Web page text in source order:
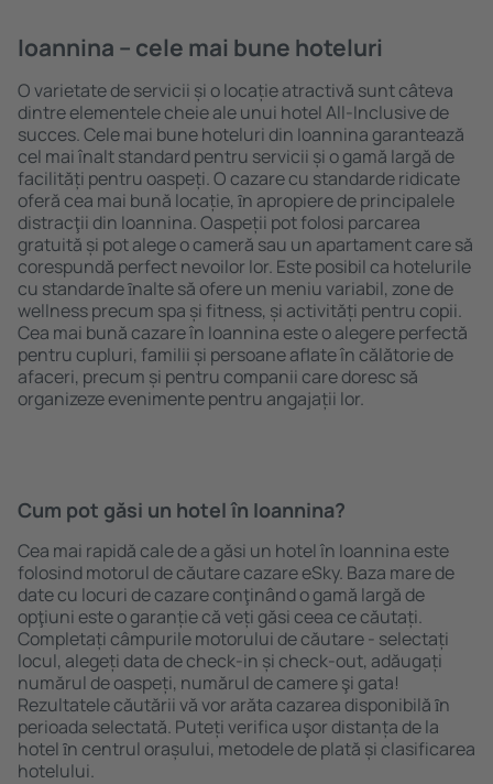
Ioannina – cele mai bune hoteluri
O varietate de servicii și o locație atractivă sunt câteva
dintre elementele cheie ale unui hotel All-Inclusive de
succes. Cele mai bune hoteluri din Ioannina garantează
cel mai înalt standard pentru servicii și o gamă largă de
facilități pentru oaspeți. O cazare cu standarde ridicate
oferă cea mai bună locație, ȋn apropiere de principalele
distracţii din Ioannina. Oaspeții pot folosi parcarea
gratuită și pot alege o cameră sau un apartament care să
corespundă perfect nevoilor lor. Este posibil ca hotelurile
cu standarde ȋnalte să ofere un meniu variabil, zone de
wellness precum spa și fitness, și activități pentru copii.
Cea mai bună cazare în Ioannina este o alegere perfectă
pentru cupluri, familii și persoane aflate în călătorie de
afaceri, precum și pentru companii care doresc să
organizeze evenimente pentru angajații lor.
Cum pot găsi un hotel în Ioannina?
Cea mai rapidă cale de a găsi un hotel în Ioannina este
folosind motorul de căutare cazare eSky. Baza mare de
date cu locuri de cazare conţinând o gamă largă de
opţiuni este o garanție că veți găsi ceea ce căutați.
Completați câmpurile motorului de căutare - selectați
locul, alegeți data de check-in și check-out, adăugați
numărul de oaspeți, numărul de camere şi gata!
Rezultatele căutării vă vor arăta cazarea disponibilă ȋn
perioada selectată. Puteți verifica uşor distanța de la
hotel ȋn centrul orașului, metodele de plată și clasificarea
hotelului.